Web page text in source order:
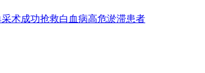
术成功抢救白血病高危淤滞患者